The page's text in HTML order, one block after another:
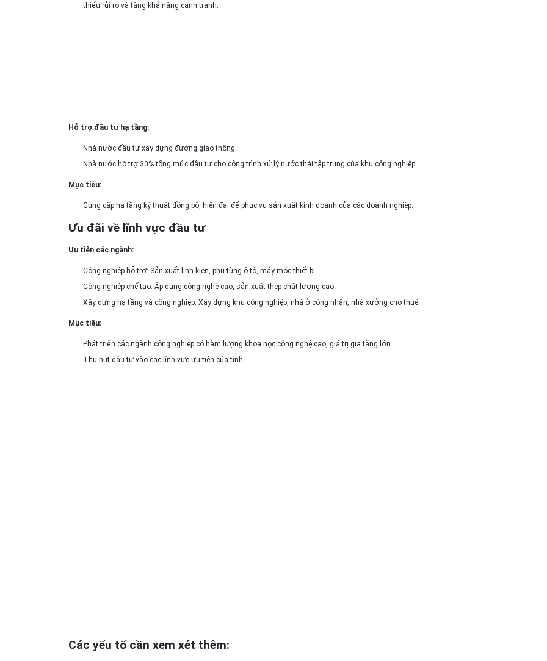
thiểu rủi ro và tăng khả năng cạnh tranh.
Hỗ trợ đầu tư hạ tầng:
Nhà nước đầu tư xây dựng đường giao thông.
Nhà nước hỗ trợ 30% tổng mức đầu tư cho công trình xử lý nước thải tập trung của khu công nghiệp.
Mục tiêu:
Cung cấp hạ tầng kỹ thuật đồng bộ, hiện đại để phục vụ sản xuất kinh doanh của các doanh nghiệp.
Ưu đãi về lĩnh vực đầu tư
Ưu tiên các ngành:
Công nghiệp hỗ trợ: Sản xuất linh kiện, phụ tùng ô tô, máy móc thiết bị.
Công nghiệp chế tạo: Áp dụng công nghệ cao, sản xuất thép chất lượng cao.
Xây dựng hạ tầng và công nghiệp: Xây dựng khu công nghiệp, nhà ở công nhân, nhà xưởng cho thuê.
Mục tiêu:
Phát triển các ngành công nghiệp có hàm lượng khoa học công nghệ cao, giá trị gia tăng lớn.
Thu hút đầu tư vào các lĩnh vực ưu tiên của tỉnh.
Các yếu tố cần xem xét thêm: